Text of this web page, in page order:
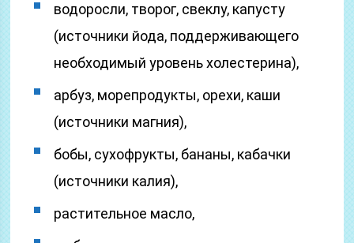
водоросли, творог, свеклу, капусту
(источники йода, поддерживающего
необходимый уровень холестерина),
арбуз, морепродукты, орехи, каши
(источники магния),
бобы, сухофрукты, бананы, кабачки
(источники калия),
растительное масло,